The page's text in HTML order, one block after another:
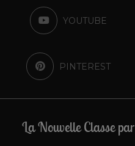
YOUTUBE
PINTEREST
La Nouvelle Classe par